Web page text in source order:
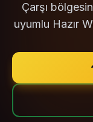
Çarşı
uyumlu Hazır